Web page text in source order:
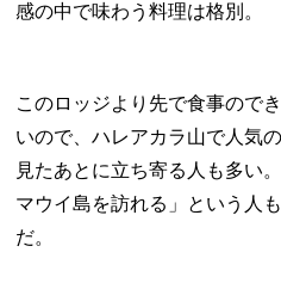
感の中で味わう料理は格別。
このロッジより先で食事ので
いので、ハレアカラ山で人気
見たあとに立ち寄る人も多い
マウイ島を訪れる」という人
だ。